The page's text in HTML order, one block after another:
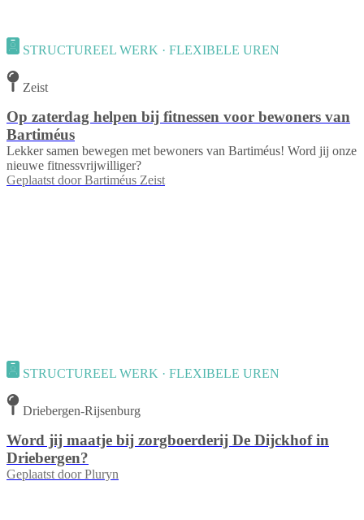
STRUCTUREEL WERK · FLEXIBELE UREN
Zeist
Op zaterdag helpen bij fitnessen voor bewoners van
Bartiméus
Lekker samen bewegen met bewoners van Bartiméus! Word jij onze
nieuwe fitnessvrijwilliger?
Geplaatst door Bartiméus Zeist
STRUCTUREEL WERK · FLEXIBELE UREN
Driebergen-Rijsenburg
Word jij maatje bij zorgboerderij De Dijckhof in
Driebergen?
Geplaatst door Pluryn